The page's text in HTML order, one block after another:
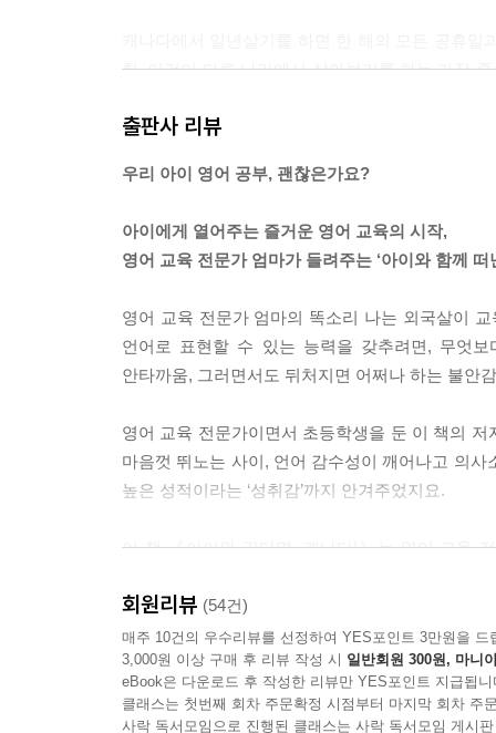
험, 이것이 다른 나라에서 살아보기를 하는 가장
구와 나누는 우정이 아이에게 얼마나 값진 경험인
교육은 물고기 잡는 방법을 알려주는 것에 무게
주면 아이들 스스로 지식을 탐구해갈 것이라는 믿
캐나다는 동네마다 커뮤니티센터, 레크리에이션
좋다. 아이가 학교를 마치면 공원에 나가 뛰어놀
다 친구들과 어울려 색다른 경험을 쌓는 것도 좋지
--- 「어느 날 아이가 말했다. 행복하다고!」중에서
--- 「아는 만큼 쉬워지고, 겪은 만큼 편해지는 캐나
동네 작은 교회에 가보면 알려지지 않은 소규모
위한 생존 영어 프로그램인 경우가 많다. 학생 수
출판사 리뷰
우리 아이 영어 공부, 괜찮은가요?
아이에게 열어주는 즐거운 영어 교육의 시작,
영어 교육 전문가 엄마가 들려주는 ‘아이와 함께 떠
영어 교육 전문가 엄마의 똑소리 나는 외국살이
언어로 표현할 수 있는 능력을 갖추려면, 무엇
안타까움, 그러면서도 뒤처지면 어쩌나 하는 불안
영어 교육 전문가이면서 초등학생을 둔 이 책의
마음껏 뛰노는 사이, 언어 감수성이 깨어나고 의
높은 성적이라는 ‘성취감’까지 안겨주었지요.
이 책 《아이와 간다면, 캐나다!》는 영어 교육
고려해 교육 여행의 효과를 최대한으로 끌어올
뒷받침된 덕분이었습니다. 영어 실력을 높이겠다
노력은 ‘캐나다에서 살아보기’ 여행을 성공적
엄마들을 위해 이 책을 펴내게 되었습니다.
회원리뷰 (54건)
매주 10건의 우수리뷰를 선정하여 YES포인트 3만원을 드
3,000원 이상 구매 후 리뷰 작성 시 일반회원 300원, 마니
eBook은 다운로드 후 작성한 리뷰만 YES포인트 지급됩니
클래스는 첫번째 회차 주문확정 시점부터 마지막 회차 주
사락 독서모임으로 진행된 클래스는 사락 독서모임 게시